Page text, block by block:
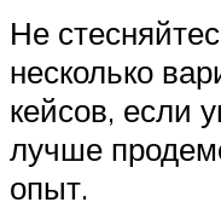
Не
несколько
кейсов, если
лучше
опыт.